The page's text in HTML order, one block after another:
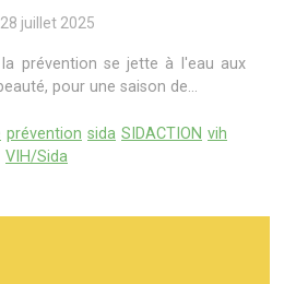
28 juillet 2025
prévention se jette à l'eau aux
pour une saison de...
prévention sida SIDACTION vih
VIH/Sida